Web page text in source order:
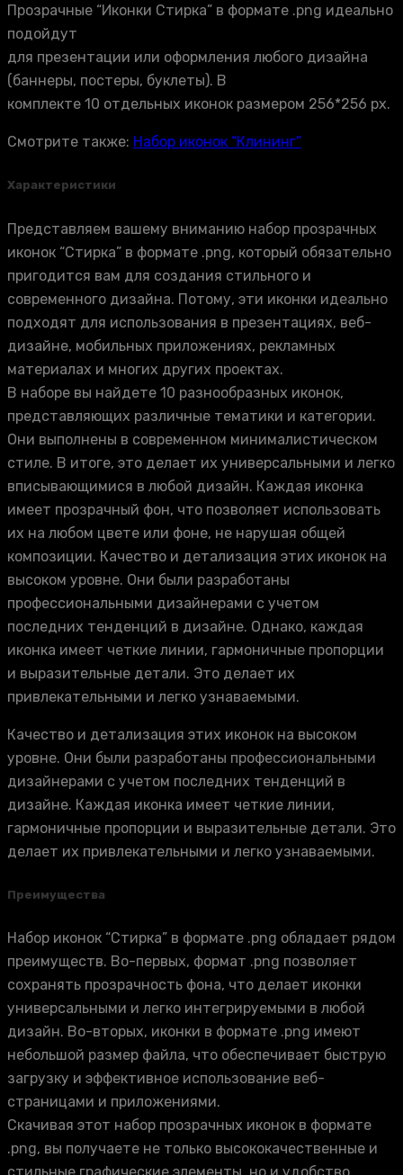
Прозрачные “Иконки Стирка” в формате .png идеально
подойдут
для презентации или оформления любого дизайна
(баннеры, постеры, буклеты). В
комплекте 10 отдельных иконок размером 256*256 px.
Смотрите также: Набор иконок “Клининг”
Характеристики
Представляем вашему вниманию набор прозрачных
иконок “Стирка” в формате .png, который обязательно
пригодится вам для создания стильного и
современного дизайна. Потому, эти иконки идеально
подходят для использования в презентациях, веб-
дизайне, мобильных приложениях, рекламных
материалах и многих других проектах.
В наборе вы найдете 10 разнообразных иконок,
представляющих различные тематики и категории.
Они выполнены в современном минималистическом
стиле. В итоге, это делает их универсальными и легко
вписывающимися в любой дизайн. Каждая иконка
имеет прозрачный фон, что позволяет использовать
их на любом цвете или фоне, не нарушая общей
композиции. Качество и детализация этих иконок на
высоком уровне. Они были разработаны
профессиональными дизайнерами с учетом
последних тенденций в дизайне. Однако, каждая
иконка имеет четкие линии, гармоничные пропорции
и выразительные детали. Это делает их
привлекательными и легко узнаваемыми.
Качество и детализация этих иконок на высоком
уровне. Они были разработаны профессиональными
дизайнерами с учетом последних тенденций в
дизайне. Каждая иконка имеет четкие линии,
гармоничные пропорции и выразительные детали. Это
делает их привлекательными и легко узнаваемыми.
Преимущества
Набор иконок “Стирка” в формате .png обладает рядом
преимуществ. Во-первых, формат .png позволяет
сохранять прозрачность фона, что делает иконки
универсальными и легко интегрируемыми в любой
дизайн. Во-вторых, иконки в формате .png имеют
небольшой размер файла, что обеспечивает быструю
загрузку и эффективное использование веб-
страницами и приложениями.
Скачивая этот набор прозрачных иконок в формате
.png, вы получаете не только высококачественные и